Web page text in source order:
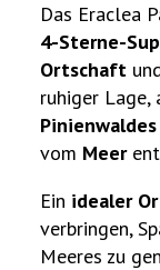
Das Eraclea
4-Sterne-
Ortschaft
ruhiger Lage,
Pinienwaldes
vom Meer
Ein idealer
verbringen,
Meeres zu